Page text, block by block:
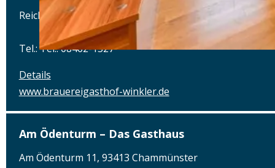
Reichenauplatz 22, 92334 Berching
Tel.: Tel.: 08462-1327
Details
www.brauereigasthof-winkler.de
Am Ödenturm – Das Gasthaus
Am Ödenturm 11, 93413 Chammünster